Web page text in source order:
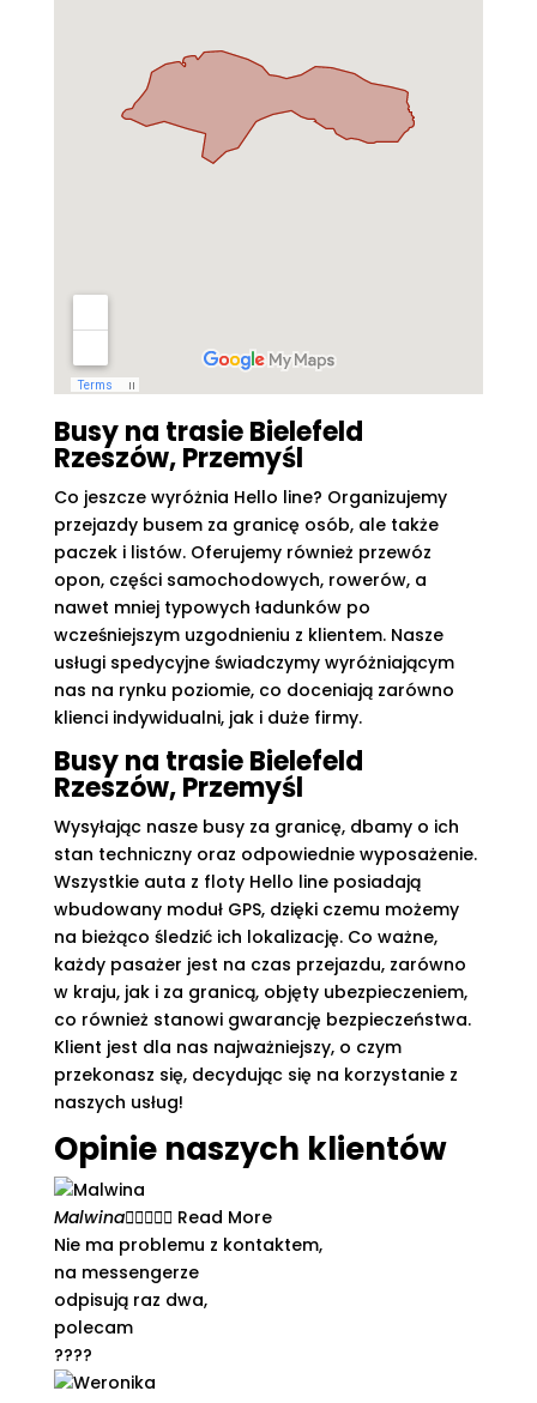
Busy na trasie Bielefeld
Rzeszów, Przemyśl
Co jeszcze wyróżnia Hello line? Organizujemy
przejazdy busem za granicę osób, ale także
paczek i listów. Oferujemy również przewóz
opon, części samochodowych, rowerów, a
nawet mniej typowych ładunków po
wcześniejszym uzgodnieniu z klientem. Nasze
usługi spedycyjne świadczymy wyróżniającym
nas na rynku poziomie, co doceniają zarówno
klienci indywidualni, jak i duże firmy.
Busy na trasie Bielefeld
Rzeszów, Przemyśl
Wysyłając nasze busy za granicę, dbamy o ich
stan techniczny oraz odpowiednie wyposażenie.
Wszystkie auta z floty Hello line posiadają
wbudowany moduł GPS, dzięki czemu możemy
na bieżąco śledzić ich lokalizację. Co ważne,
każdy pasażer jest na czas przejazdu, zarówno
w kraju, jak i za granicą, objęty ubezpieczeniem,
co również stanowi gwarancję bezpieczeństwa.
Klient jest dla nas najważniejszy, o czym
przekonasz się, decydując się na korzystanie z
naszych usług!
Opinie naszych klientów
Malwina Read More
Nie ma problemu z kontaktem,
na messengerze
odpisują raz dwa,
polecam
????